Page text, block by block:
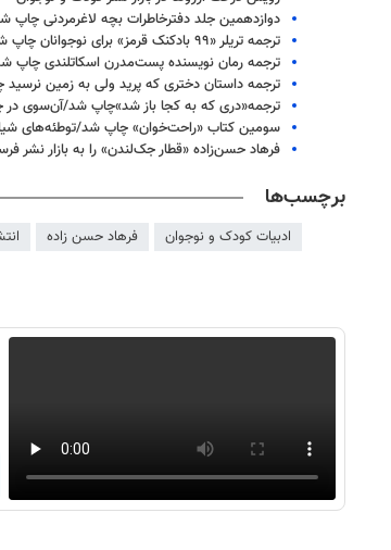
دوازدهمین جلد دفترخاطرات بچه لاغرمردنی چاپ
ترجمه تریلر «۹۹ بادکنک قرمز» برای نوجوانان چاپ شد
ترجمه رمان نویسنده پست‌مدرن اسکاتلندی چاپ
ترجمه داستان دختری که پرید ولی به زمین
ترجمه«دری که به کجا باز شد»چاپ شد/آن‌سوی
سومین کتاب «راحت‌خوان» چاپ شد/توطئه‌های
فرهاد حسن‌زاده «قطار جک‌لندن» را به بازار نشر
برچسب‌ها
ادبیات کودک و نوجوان فرهاد حسن زاده